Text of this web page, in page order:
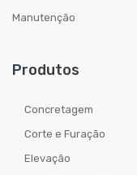
Manutenção
Produtos
Concretagem
Corte e Furação
Elevação